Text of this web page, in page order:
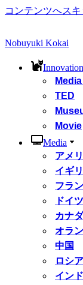
コンテンツへス
Nobuyuki Kokai
Innovation
TED
Movie
Media
アメ
イギ
フラ
ドイツ
カナダ
オラ
中国
ロシア
インド